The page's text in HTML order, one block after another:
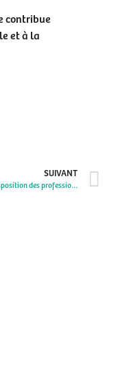
contribue
et à la
SUIVANT
Locaux à disposition des professionnels pour installation à Caumont sur Aure